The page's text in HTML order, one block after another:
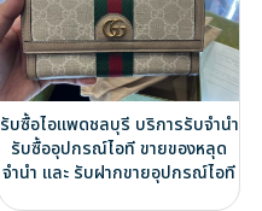
รับซื้อไอแพดชลบุรี บริการรับจำนำ
รับซื้ออุปกรณ์ไอที ขายของหลุด
จำนำ และ รับฝากขายอุปกรณ์ไอที